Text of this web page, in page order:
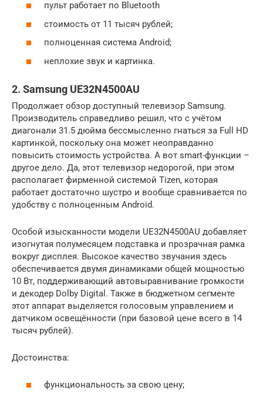
пульт работает по Bluetooth
стоимость от 11 тысяч рублей;
полноценная система Android;
неплохие звук и картинка.
2. Samsung UE32N4500AU
Продолжает обзор доступный телевизор Samsung.
Производитель справедливо решил, что с учётом
диагонали 31.5 дюйма бессмысленно гнаться за Full HD
картинкой, поскольку она может неоправданно
повысить стоимость устройства. А вот smart-функции –
другое дело. Да, этот телевизор недорогой, при этом
располагает фирменной системой Tizen, которая
работает достаточно шустро и вообще сравнивается по
удобству с полноценным Android.
Особой изысканности модели UE32N4500AU добавляет
изогнутая полумесяцем подставка и прозрачная рамка
вокруг дисплея. Высокое качество звучания здесь
обеспечивается двумя динамиками общей мощностью
10 Вт, поддерживающий автовыравнивание громкости
и декодер Dolby Digital. Также в бюджетном сегменте
этот аппарат выделяется голосовым управлением и
датчиком освещённости (при базовой цене всего в 14
тысяч рублей).
Достоинства:
функциональность за свою цену;